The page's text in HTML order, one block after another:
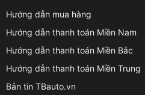
Hướng dẫn mua hàng
Hướng dẫn thanh toán Miền Nam
Hướng dẫn thanh toán Miền Bắc
Hướng dẫn thanh toán Miền Trung
Bản tin TBauto.vn